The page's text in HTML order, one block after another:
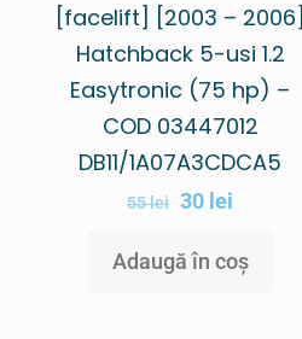
[facelift] [2003 – 2006]
Hatchback 5-usi 1.2
Easytronic (75 hp) –
COD 03447012
DB11/1A07A3CDCA5
55lei 30 lei
Adaugă în coș